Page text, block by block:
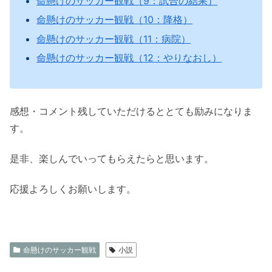
命懸けのサッカー観戦（10：降格）
命懸けのサッカー観戦（11：病院）
命懸けのサッカー観戦（12：やりなおし）
感想・コメント残していただけるととても励みになりま
す。
是非、楽しんでいってもらえたらと思います。
応援よろしくお願いします。
命懸けのサッカー観戦 小説